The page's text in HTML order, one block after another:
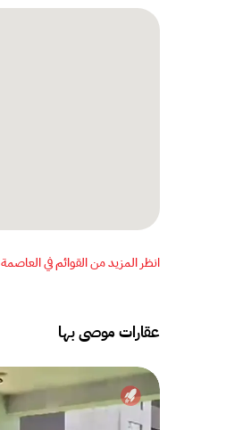
انظر المزيد من القوائم في العاصمة
عقارات موصى بها